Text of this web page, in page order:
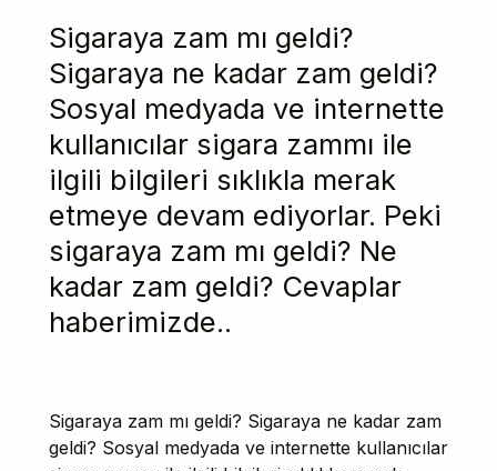
Sigaraya zam mı geldi?
Sigaraya ne kadar zam geldi?
Sosyal medyada ve internette
kullanıcılar sigara zammı ile
ilgili bilgileri sıklıkla merak
etmeye devam ediyorlar. Peki
sigaraya zam mı geldi? Ne
kadar zam geldi? Cevaplar
haberimizde..
Sigaraya zam mı geldi? Sigaraya ne kadar zam
geldi? Sosyal medyada ve internette kullanıcılar